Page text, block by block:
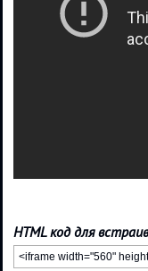
HTML код для